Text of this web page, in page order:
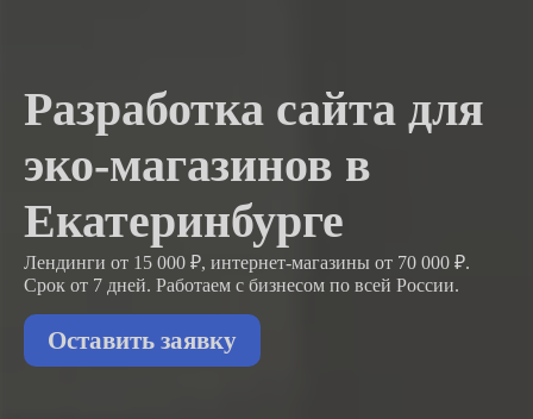
Разработка сайта для
эко-магазинов в
Екатеринбурге
Лендинги от 15 000 ₽, интернет-магазины от 70 000 ₽.
Срок от 7 дней. Работаем с бизнесом по всей России.
Оставить заявку